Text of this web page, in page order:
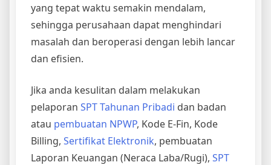
yang tepat waktu semakin mendalam,
sehingga perusahaan dapat menghindari
masalah dan beroperasi dengan lebih lancar
dan efisien.
Jika anda kesulitan dalam melakukan
pelaporan SPT Tahunan Pribadi dan badan
atau pembuatan NPWP, Kode E-Fin, Kode
Billing, Sertifikat Elektronik, pembuatan
Laporan Keuangan (Neraca Laba/Rugi), SPT